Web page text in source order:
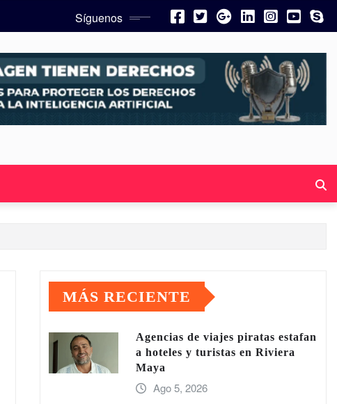
Síguenos
MÁS RECIENTE
Agencias de viajes piratas estafan
a hoteles y turistas en Riviera
Maya
Ago 5, 2026